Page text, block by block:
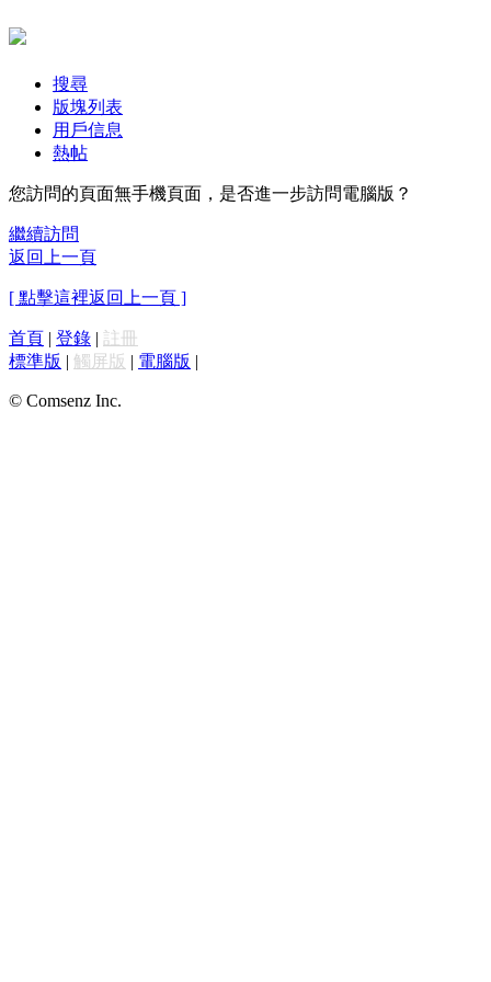
搜尋
版塊列表
用戶信息
熱帖
您訪問的頁面無手機頁面，是否進一步訪問電腦版？
繼續訪問
返回上一頁
[ 點擊這裡返回上一頁 ]
首頁 | 登錄 | 註冊
標準版 | 觸屏版 | 電腦版 |
© Comsenz Inc.